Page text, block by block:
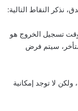
نذكر النقاط التالية:
هو الساعة 2 مساءً ووقت تسجيل الخروج هو
المتأخر، سيتم فرض
سنوات مجانية، ولكن لا توجد إمكانية